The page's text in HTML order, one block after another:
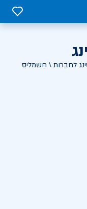
0
לחברות \ חשמליס